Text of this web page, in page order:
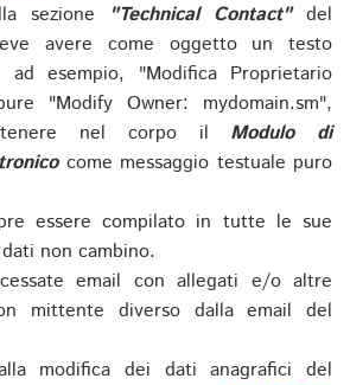
sezione
"Technical Contact"del
avere come oggetto un testo
ad esempio, "Modifica Proprietario
"Modify Owner: mydomain.sm",
nel corpo il Modulo di
come messaggio testuale puro
essere compilato in tutte le sue
non cambino.
email con allegati e/o altre
mittente diverso dalla email del
modifica dei dati anagrafici del